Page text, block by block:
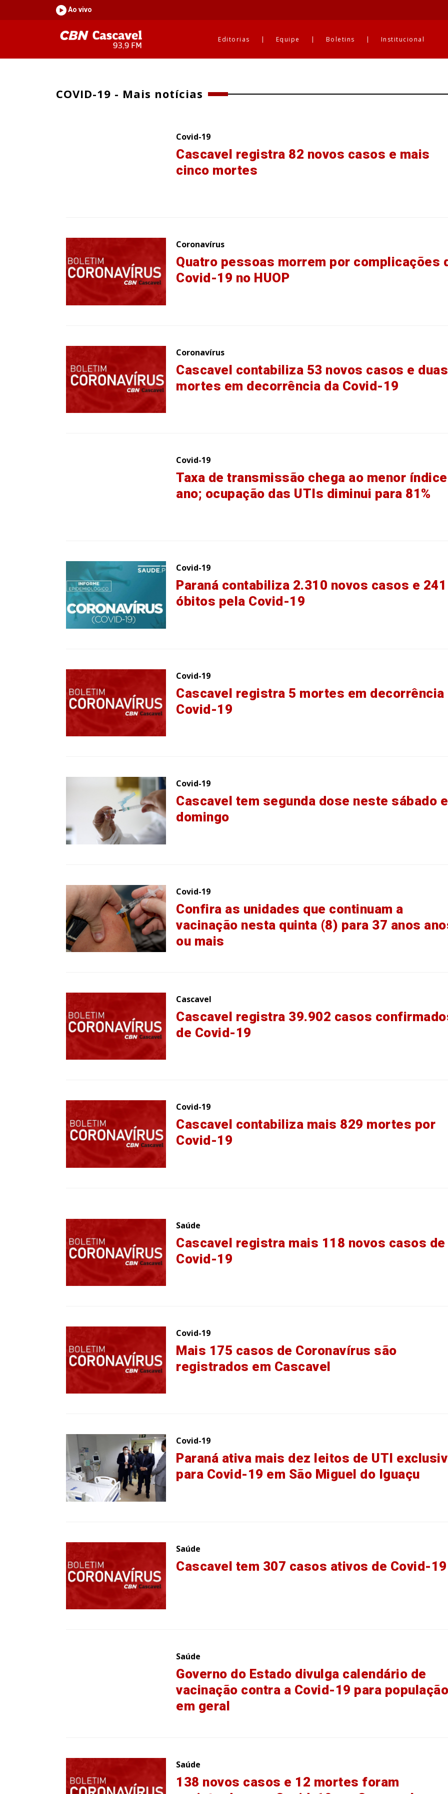
Ao vivo
Editorias Equipe Boletins Institucional
COVID-19 - Mais notícias
Covid-19
Cascavel registra 82 novos casos e mais
cinco mortes
Coronavírus
Quatro pessoas morrem por complicações
Covid-19 no HUOP
Coronavírus
Cascavel contabiliza 53 novos casos e duas
mortes em decorrência da Covid-19
Covid-19
Taxa de transmissão chega ao menor
ano; ocupação das UTIs diminui para 81%
Covid-19
Paraná contabiliza 2.310 novos casos e 241
óbitos pela Covid-19
Covid-19
Cascavel registra 5 mortes em decorrência
Covid-19
Covid-19
Cascavel tem segunda dose neste sábado e
domingo
Covid-19
Confira as unidades que continuam a
vacinação nesta quinta (8) para 37 anos
ou mais
Cascavel
Cascavel registra 39.902 casos
de Covid-19
Covid-19
Cascavel contabiliza mais 829 mortes por
Covid-19
Saúde
Cascavel registra mais 118 novos casos de
Covid-19
Covid-19
Mais 175 casos de Coronavírus são
registrados em Cascavel
Covid-19
Paraná ativa mais dez leitos de UTI
para Covid-19 em São Miguel do Iguaçu
Saúde
Cascavel tem 307 casos ativos de Covid-19
Saúde
Governo do Estado divulga calendário de
vacinação contra a Covid-19 para população
em geral
Saúde
138 novos casos e 12 mortes foram